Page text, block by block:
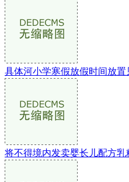
具体河小学寒假放假时间放置
将不得境内发卖婴长儿配方乳